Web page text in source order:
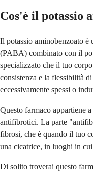
Cos'è il potassio
Il potassio aminobenzoato
(PABA) combinato con il
specializzato che il tuo
consistenza e la flessibilità
eccessivamente spessi o
Questo farmaco appartiene
antifibrotici. La parte
fibrosi, che è quando il tuo
una cicatrice, in luoghi in
Di solito troverai questo